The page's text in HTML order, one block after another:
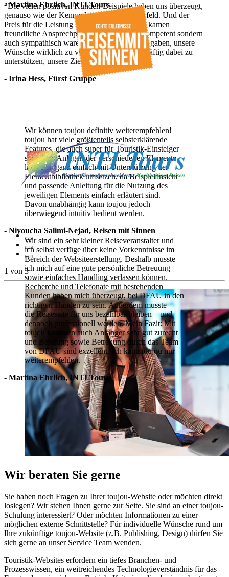
- Martina Ehrlich, INTI Tours
"Die vielen positiven Kunden-Beispiele haben uns überzeugt,
genauso wie der Kennenlern-Termin im Vorfeld. Und der
Preis für die Leistung sprach für sich. Hinzu kamen
freundliche Ansprechpartner, die nicht nur kompetent sondern
auch sympathisch waren und uns das Gefühl gaben, unsere
Wünsche wirklich zu verstehen und uns tatkräftig dabei zu
unterstützen, unsere Ziele zu erreichen."
- Irina Hess, Fürst Gruppe
Wir können toujou definitiv weiterempfehlen!
toujou hat viele größtenteils selbsterklärende
Features, die auch super für Touristik-Einsteiger
sind. Das Anlegen der verschiedenen Elemente
lässt sich ganz einfach mit Unterstützung der
Elementbibliothek umsetzen, da Beispielansicht
und passende Anleitung für die Nutzung des
jeweiligen Elements einfach erläutert sind.
Davon unabhängig kann toujou jedoch
überwiegend intuitiv bedient werden.
- Niyoucha Salimi-Nejad, Reisen mit Sinnen
Wir sind ein sehr kleiner Reiseveranstalter und
ich selbst verfüge über keine Vorkenntnisse im
Bereich der Websiteerstellung. Deshalb musste
ich mich auf eine gute persönliche Betreuung
sowie einfaches Handling verlassen können.
Recherche und Telefonate mit bestehenden
Kunden haben mich überzeugt, bei DFAU in den
richtigen Händen zu sein. Außerdem musste
die Reiseseite für uns bezahlbar bleiben – und
dennoch professionell werden. Mein Fazit: Mit
toujou kommen auch Anfänger sehr gut zurecht
und Beratung sowie Betreuung durch das Team
von DFAU sind exzellent. Ich kann toujou nur
weiterempfehlen.
- Martina Ehrlich, INTI Tours
1 von 3
Wir beraten Sie gerne
Sie haben noch Fragen zu Ihrer toujou-Website oder möchten direkt
loslegen? Wir stehen Ihnen gerne zur Seite. Sie sind an einer toujou-
Schulung interessiert? Oder möchten Informationen zu einer
möglichen externe Schnittstelle? Für individuelle Wünsche rund um
Ihre zukünftige toujou-Website (z.B. Publishing, Design) dürfen Sie
sich gerne an unser Service Team wenden.
Touristik-Websites erfordern ein tiefes Branchen- und
Prozesswissen, ein weitreichendes Technologieverständnis für das